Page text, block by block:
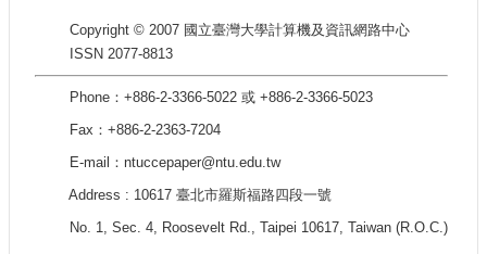
Copyright © 2007 國立臺灣大學計算機及資訊網路中心
ISSN 2077-8813
Phone：+886-2-3366-5022 或 +886-2-3366-5023
Fax：+886-2-2363-7204
E-mail：ntuccepaper@ntu.edu.tw
Address : 10617 臺北市羅斯福路四段一號
No. 1, Sec. 4, Roosevelt Rd., Taipei 10617, Taiwan (R.O.C.)